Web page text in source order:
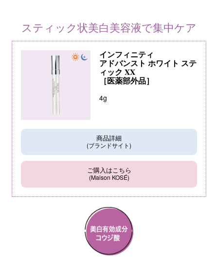
スティック状美白美容液で集中ケア
インフィニティ
アドバンスト ホワイト ステ
ィック XX
［医薬部外品］
4g
商品詳細
(ブランドサイト)
ご購入はこちら
(Maison KOSÉ)